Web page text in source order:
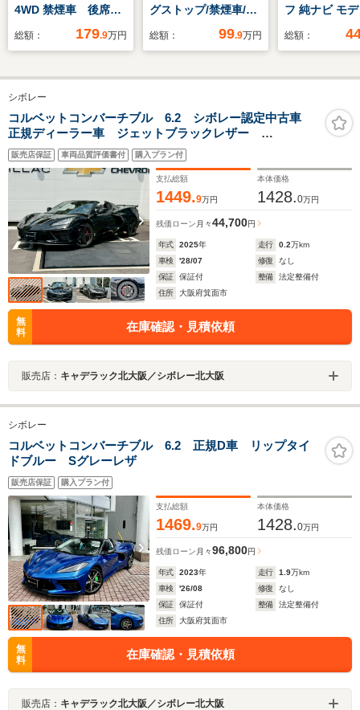
4WD 禁煙車 後席モ
ニター BIGX11型ナ
減 クルコン LEDヘ
ッド ドラレコ
ETC リアオートエア
コン 純正15AW ス
テアリングスイッチ
スマートキー
総額： 179.9万円
グストップ/禁煙車/エ
アバッグ 運転席/エア
エントリー/パワース
ルエアコン/取扱説明
書/パワードアロック
総額： 99.9万円
フ 純ナビ モ
総額：
シボレー
コルベットコンバーチブル 6.2 シボレー認定中古車
正規ディーラー車 ジェットブラックレザー
500psV8OHV ブレンボブレーキ BOSEサウンド アッ
プルカープレイ 前後異形鍛造AW デジタルミラー フ
ロントリフター FRカメラ ETC HUD BSM
販売店保証 車両品質評価書付 購入プラン付
支払総額
1449.9万円
本体価格
1428.0万円
残価ローン 月々44,700円
年式 2025年 走行 0.2万km
車検
'28/07 修復
なし
保証
保証付 整備
法定整備付
住所
大阪府箕面市
無
料
在庫確認・見積依頼
販売店： キャデラック北大阪／シボレー北大阪
シボレー
コルベットコンバーチブル 6.2 正規D車 リップタイ
ドブルー Sグレーレザ
販売店保証 購入プラン付
支払総額
1469.9万円
本体価格
1428.0万円
残価ローン 月々96,800円
年式 2023年 走行 1.9万km
車検
'26/08 修復
なし
保証
保証付 整備
法定整備付
住所
大阪府箕面市
無
料
在庫確認・見積依頼
販売店： キャデラック北大阪／シボレー北大阪